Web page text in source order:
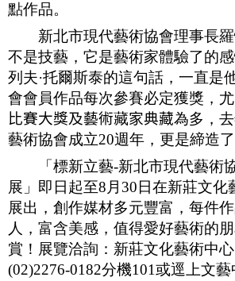
點作品。
新北市現代藝術協會理事長羅
不是技藝，它是藝術家體驗了的
列夫·托爾斯泰的這句話，一直是
會會員作品每次參賽必定獲獎，
比賽大獎及藝術藏家典藏為多，
藝術協會成立20週年，更是締造了
「標新立藝-新北市現代藝術
展」即日起至8 月 30 日在新莊文化
展出，創作媒材多元豐富，每件
人，富含美感，值得愛好藝術的
賞！ 展覽洽詢：新莊文化藝術中心
(02)2276-0182分機101或逕上文